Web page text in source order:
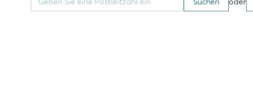
Region um Les Méditerranées - Camping